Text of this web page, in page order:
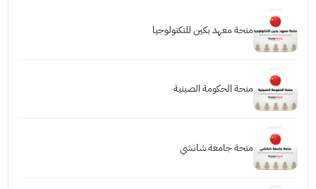
منحة معهد بكين للتكنولوجيا
منحة الحكومة الصينية
منحة جامعة شانشي